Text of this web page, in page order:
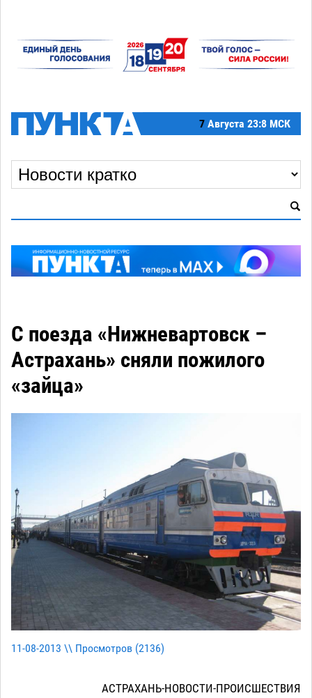
7 Августа 23:8 МСК
С поезда «Нижневартовск –
Астрахань» сняли пожилого
«зайца»
11-08-2013 \\ Просмотров (2136)
АСТРАХАНЬ-НОВОСТИ-ПРОИСШЕСТВИЯ